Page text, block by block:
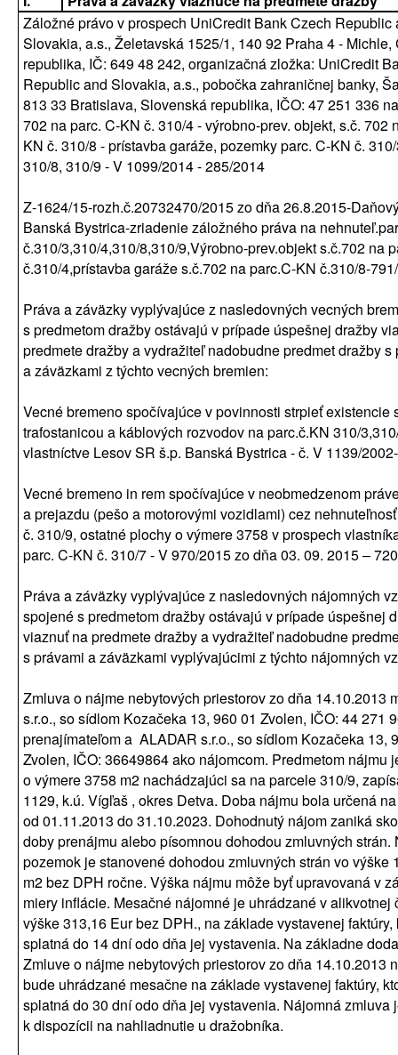
Záložné právo v prospech UniCredit Bank Czech Republic
Slovakia, a.s., Želetavská 1525/1, 140 92 Praha 4 - Michle,
republika, IČ: 649 48 242, organizačná zložka: UniCredit
Republic and Slovakia, a.s., pobočka zahraničnej banky,
813 33 Bratislava, Slovenská republika, IČO: 47 251 336
702 na parc. C-KN č. 310/4 - výrobno-prev. objekt, s.č. 702
KN č. 310/8 - prístavba garáže, pozemky parc. C-KN č.
310/8, 310/9 - V 1099/2014 - 285/2014
Z-1624/15-rozh.č.20732470/2015 zo dňa 26.8.2015-
Banská Bystrica-zriadenie záložného práva na
č.310/3,310/4,310/8,310/9,Výrobno-prev.objekt s.č.702 na
č.310/4,prístavba garáže s.č.702 na parc.C-KN č.310/8-
Práva a záväzky vyplývajúce z nasledovných vecných
s predmetom dražby ostávajú v prípade úspešnej dražby
predmete dražby a vydražiteľ nadobudne predmet dražby s
a záväzkami z týchto vecných bremien:
Vecné bremeno spočívajúce v povinnosti strpieť existencie
trafostanicou a káblových rozvodov na parc.č.KN 310/
vlastníctve Lesov SR š.p. Banská Bystrica - č. V 1139/
Vecné bremeno in rem spočívajúce v neobmedzenom
a prejazdu (pešo a motorovými vozidlami) cez
č. 310/9, ostatné plochy o výmere 3758 v prospech
parc. C-KN č. 310/7 - V 970/2015 zo dňa 03. 09. 2015 –
Práva a záväzky vyplývajúce z nasledovných nájomných
spojené s predmetom dražby ostávajú v prípade úspešnej
viaznuť na predmete dražby a vydražiteľ nadobudne
s právami a záväzkami vyplývajúcimi z týchto nájomných
Zmluva o nájme nebytových priestorov zo dňa 14.10.2013
s.r.o., so sídlom Kozačeka 13, 960 01 Zvolen, IČO: 44 271
prenajímateľom a ALADAR s.r.o., so sídlom Kozačeka 13,
Zvolen, IČO: 36649864 ako nájomcom. Predmetom nájmu
o výmere 3758 m2 nachádzajúci sa na parcele 310/9,
1129, k.ú. Vígľaš , okres Detva. Doba nájmu bola určená
od 01.11.2013 do 31.10.2023. Dohodnutý nájom zaniká
doby prenájmu alebo písomnou dohodou zmluvných strán.
pozemok je stanovené dohodou zmluvných strán vo výške
m2 bez DPH ročne. Výška nájmu môže byť upravovaná v
miery inflácie. Mesačné nájomné je uhrádzané v alikvotnej
výške 313,16 Eur bez DPH., na základe vystavenej faktúry,
splatná do 14 dní odo dňa jej vystavenia. Na základne
Zmluve o nájme nebytových priestorov zo dňa 14.10.2013
bude uhrádzané mesačne na základe vystavenej faktúry,
splatná do 30 dní odo dňa jej vystavenia. Nájomná zmluva
k dispozícii na nahliadnutie u dražobníka.